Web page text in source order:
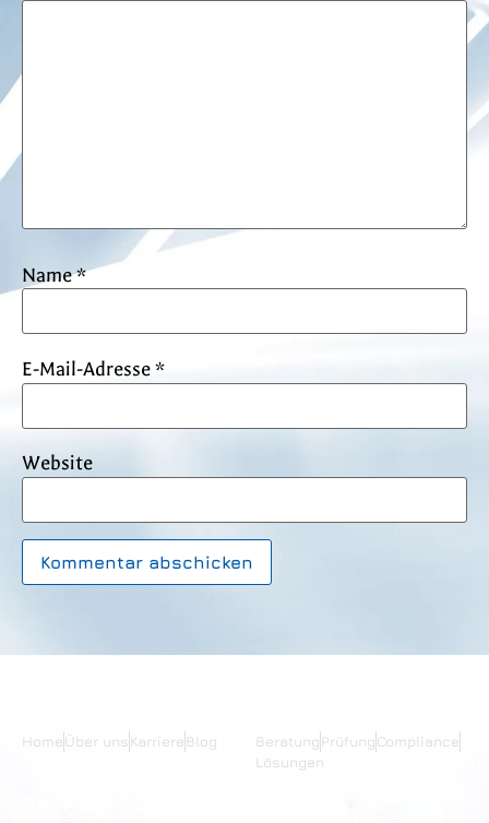
Name*
E-Mail-Adresse*
Website
HomeÜber unsKarriereBlog BeratungPrüfungCompliance
Lösungen